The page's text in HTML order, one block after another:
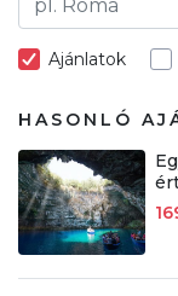
Ajánlatok
HASONLÓ